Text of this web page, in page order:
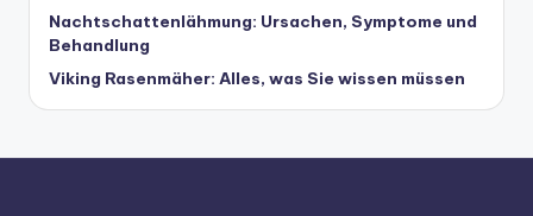
Nachtschattenlähmung: Ursachen, Symptome und
Behandlung
Viking Rasenmäher: Alles, was Sie wissen müssen